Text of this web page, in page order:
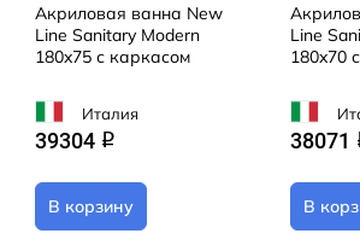
Акриловая ванна New
Line Sanitary Modern
180x75 с каркасом
Италия
39304 q
В корзину
Line
180x70
38071
В